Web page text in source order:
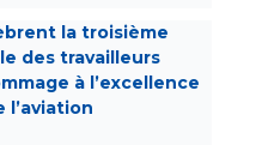
la troisième
des travailleurs
à l’excellence
l’aviation